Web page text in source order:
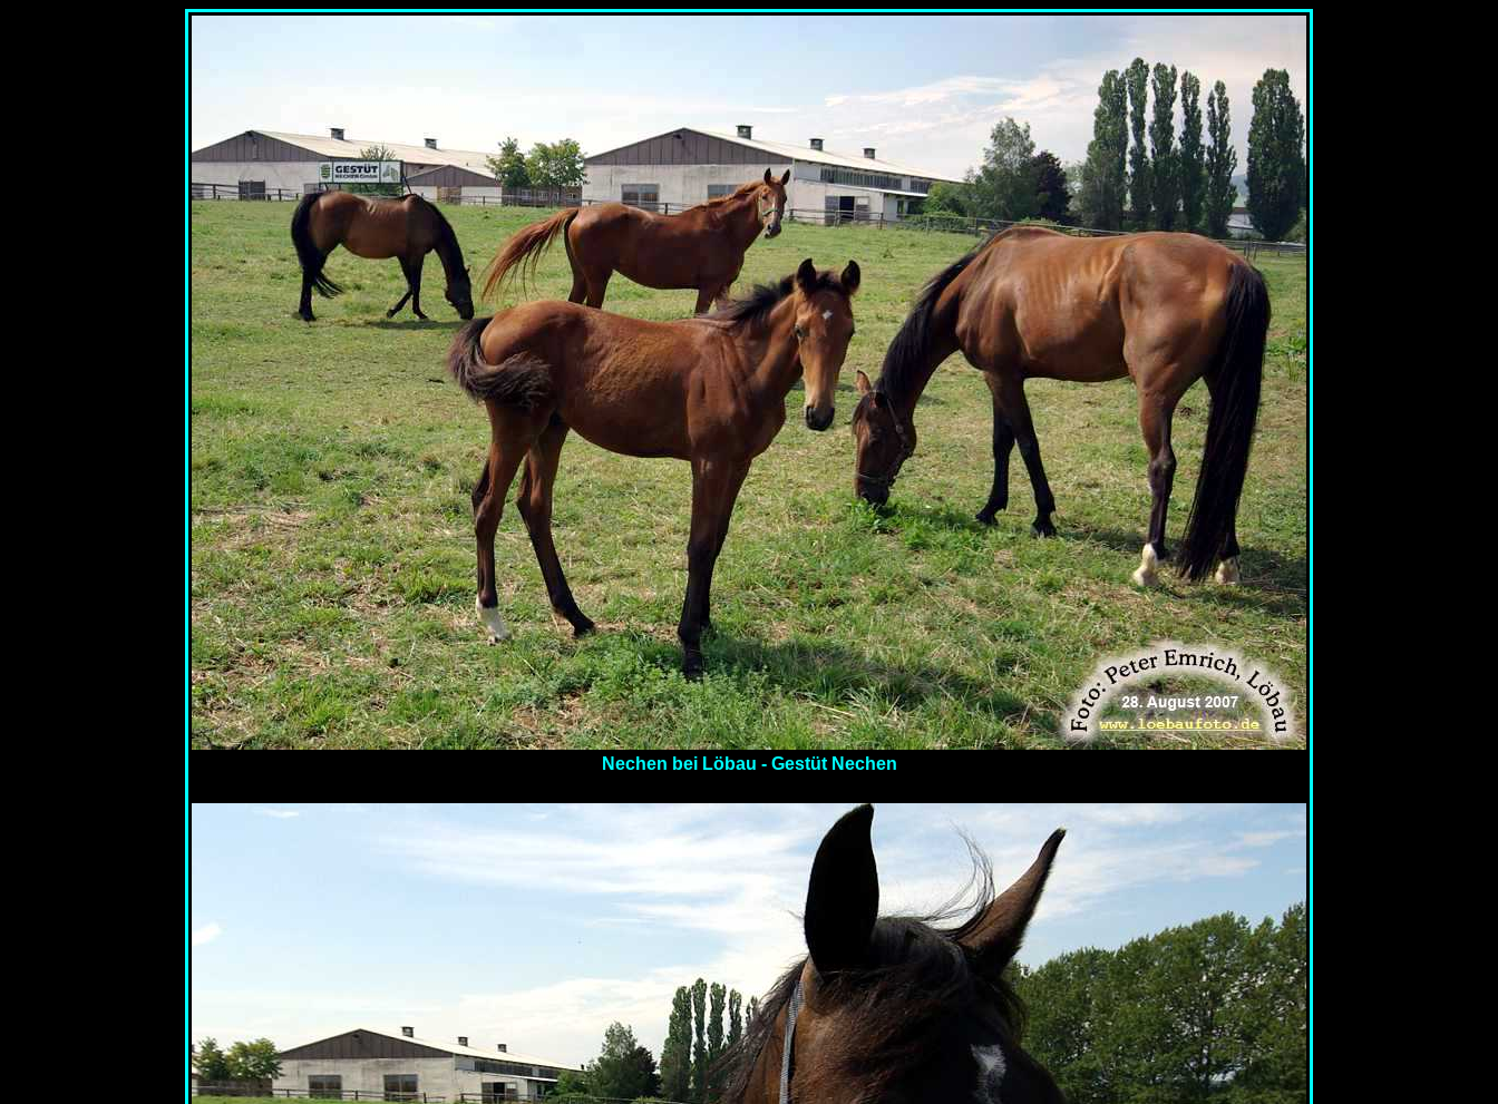
Nechen bei Löbau - Gestüt Nechen